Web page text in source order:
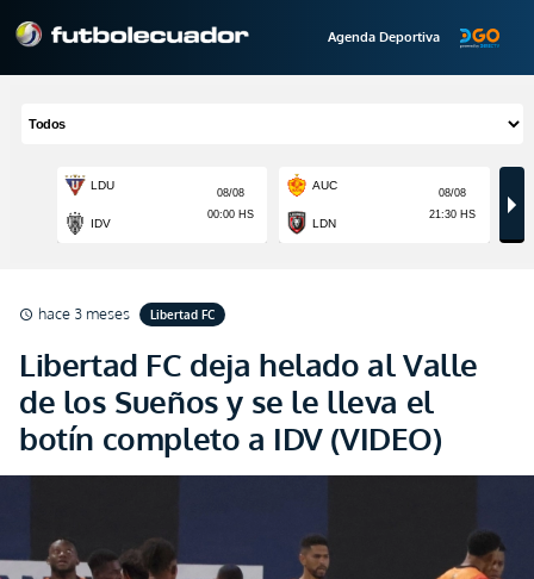
Agenda Deportiva
schedule hace 3 meses Libertad FC
Libertad FC deja helado al Valle
de los Sueños y se le lleva el
botín completo a IDV (VIDEO)